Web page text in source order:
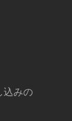
込みの